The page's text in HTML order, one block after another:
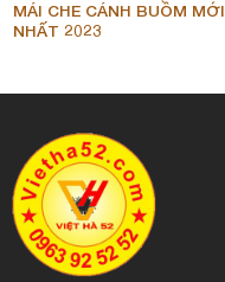
MÁI CHE CÁNH BUỒM MỚI
NHẤT 2023